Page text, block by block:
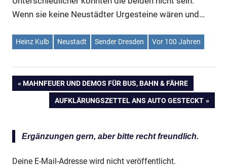
Wenn sie keine Neustädter Urgesteine wären und…
Heinz Kulb Neustadt Sender Dresden Vor 100 Jahren
Beitragsnavigation
VORHERIGER
BEITRAG:
MAHNFEUER UND DEMOS FÜR BUS, BAHN & FÄHRE
NÄCHSTER
AUFKLÄRUNGSZETTEL ANS AUTO GESTECKT
Ergänzungen gern, aber bitte recht freundlich.
Deine E-Mail-Adresse wird nicht veröffentlicht.